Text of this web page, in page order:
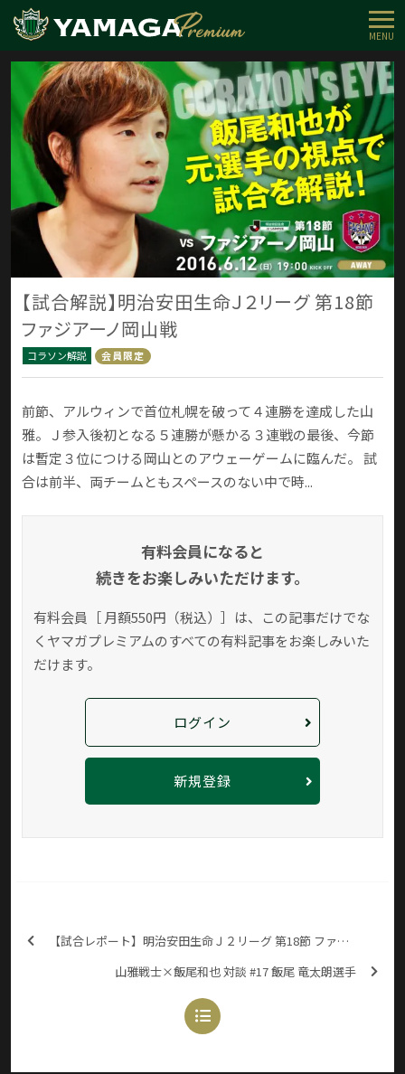
MENU
【試合解説】明治安田生命Ｊ２リーグ 第18節
ファジアーノ岡山戦
コラソン解説 会員限定
前節、アルウィンで首位札幌を破って４連勝を達成した山
雅。Ｊ参入後初となる５連勝が懸かる３連戦の最後、今節
は暫定３位につける岡山とのアウェーゲームに臨んだ。 試
合は前半、両チームともスペースのない中で時...
有料会員になると
続きをお楽しみいただけます。
有料会員［ 月額550円（税込）］は、この記事だけでな
く ヤマガプレミアムのすべての有料記事をお楽しみいた
だけます。
ログイン
新規登録
【試合レポート】明治安田生命Ｊ２リーグ 第18節 ファジアーノ岡山戦
山雅戦士×飯尾和也 対談 #17 飯尾 竜太朗選手